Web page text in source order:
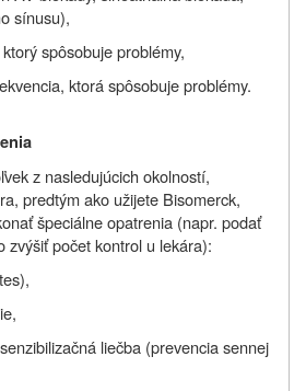
sínusu),
spôsobuje problémy,
ktorá spôsobuje problémy.
z nasledujúcich okolností,
predtým ako užijete Bisomerck,
špeciálne opatrenia (napr. podať
zvýšiť počet kontrol u lekára):
liečba (prevencia sennej